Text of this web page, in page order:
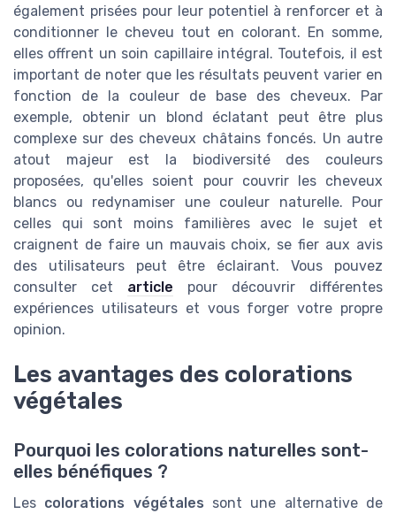
également prisées pour leur potentiel à renforcer et à
conditionner le cheveu tout en colorant. En somme,
elles offrent un soin capillaire intégral. Toutefois, il est
important de noter que les résultats peuvent varier en
fonction de la couleur de base des cheveux. Par
exemple, obtenir un blond éclatant peut être plus
complexe sur des cheveux châtains foncés. Un autre
atout majeur est la biodiversité des couleurs
proposées, qu'elles soient pour couvrir les cheveux
blancs ou redynamiser une couleur naturelle. Pour
celles qui sont moins familières avec le sujet et
craignent de faire un mauvais choix, se fier aux avis
des utilisateurs peut être éclairant. Vous pouvez
consulter cet article pour découvrir différentes
expériences utilisateurs et vous forger votre propre
opinion.
Les avantages des colorations
végétales
Pourquoi les colorations naturelles sont-
elles bénéfiques ?
Les colorations végétales sont une alternative de